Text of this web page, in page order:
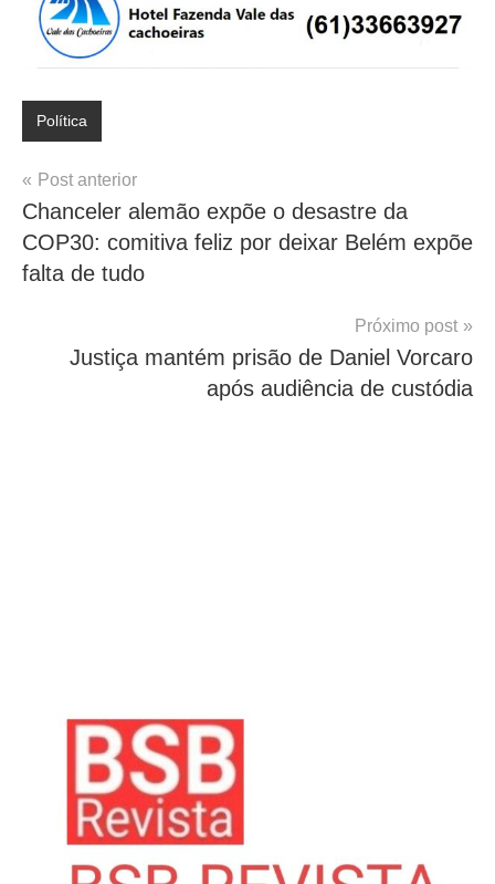
Política
Navegação
de
Post
Post anterior
Chanceler alemão expõe o desastre da
COP30: comitiva feliz por deixar Belém expõe
falta de tudo
Próximo post
Justiça mantém prisão de Daniel Vorcaro
após audiência de custódia